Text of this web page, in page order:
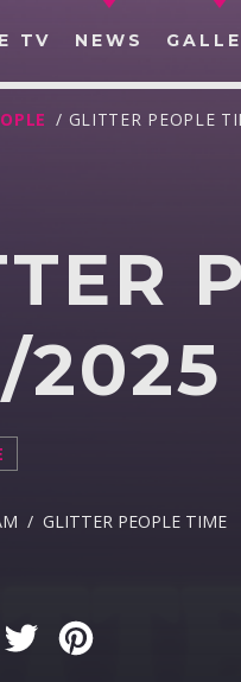
TV NEWS
/ GLITTER PEOPLE
2025
/ GLITTER PEOPLE TIME
Copy
Twitter
11/2025​